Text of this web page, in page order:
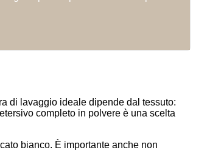
di lavaggio ideale dipende dal tessuto:
completo in polvere è una scelta
bianco. È importante anche non